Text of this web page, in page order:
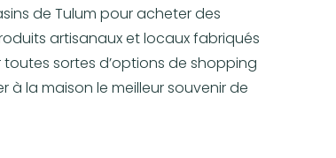
de Tulum pour acheter des
artisanaux et locaux fabriqués
sortes d’options de shopping
à la maison le meilleur souvenir de